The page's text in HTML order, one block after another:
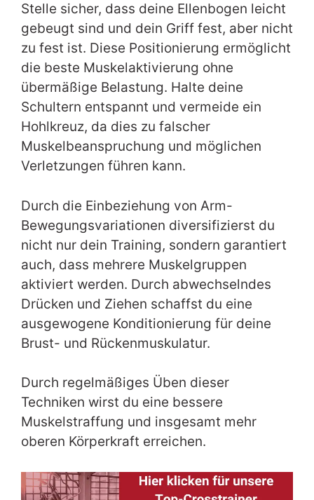
Stelle sicher, dass deine Ellenbogen leicht
gebeugt sind und dein Griff fest, aber nicht
zu fest ist. Diese Positionierung ermöglicht
die beste Muskelaktivierung ohne
übermäßige Belastung. Halte deine
Schultern entspannt und vermeide ein
Hohlkreuz, da dies zu falscher
Muskelbeanspruchung und möglichen
Verletzungen führen kann.
Durch die Einbeziehung von Arm-
Bewegungsvariationen diversifizierst du
nicht nur dein Training, sondern garantiert
auch, dass mehrere Muskelgruppen
aktiviert werden. Durch abwechselndes
Drücken und Ziehen schaffst du eine
ausgewogene Konditionierung für deine
Brust- und Rückenmuskulatur.
Durch regelmäßiges Üben dieser
Techniken wirst du eine bessere
Muskelstraffung und insgesamt mehr
oberen Körperkraft erreichen.